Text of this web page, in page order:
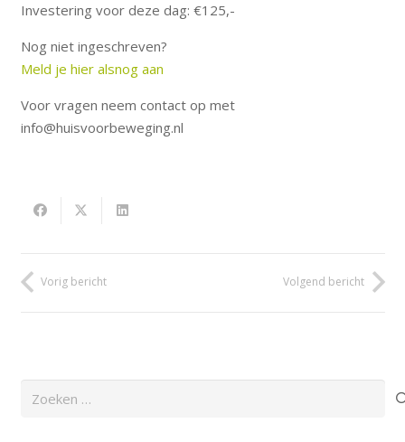
Investering voor deze dag: €125,-
Nog niet ingeschreven?
Meld je hier alsnog aan
Voor vragen neem contact op met
info@huisvoorbeweging.nl
Vorig bericht Volgend bericht
Zoeken